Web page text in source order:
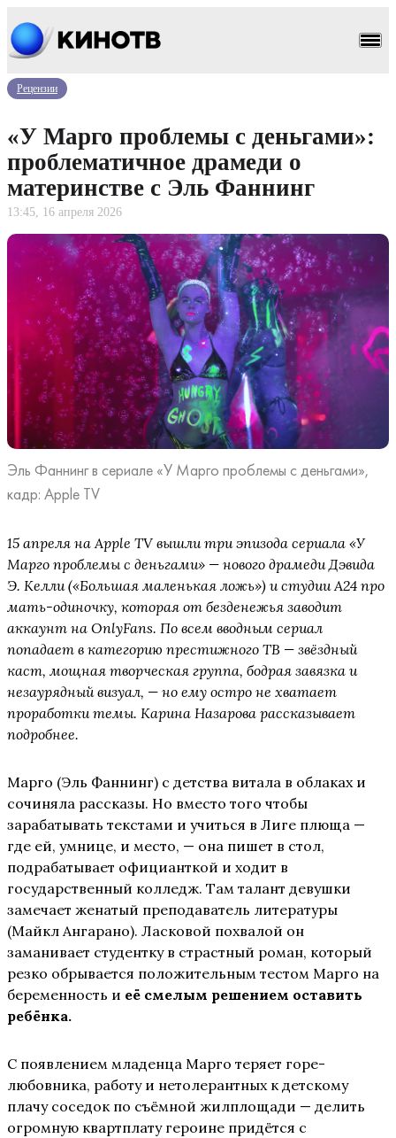
Рецензии
«У Марго проблемы с деньгами»:
проблематичное драмеди о
материнстве с Эль Фаннинг
13:45, 16 апреля 2026
Эль Фаннинг в сериале «У Марго проблемы с деньгами»,
кадр: Apple TV
15 апреля на Apple TV вышли три эпизода сериала «У
Марго проблемы с деньгами» — нового драмеди Дэвида
Э. Келли («Большая маленькая ложь») и студии A24 про
мать-одиночку, которая от безденежья заводит
аккаунт на OnlyFans. По всем вводным сериал
попадает в категорию престижного ТВ — звёздный
каст, мощная творческая группа, бодрая завязка и
незаурядный визуал, — но ему остро не хватает
проработки темы. Карина Назарова рассказывает
подробнее.
Марго (Эль Фаннинг) с детства витала в облаках и
сочиняла рассказы. Но вместо того чтобы
зарабатывать текстами и учиться в Лиге плюща —
где ей, умнице, и место, — она пишет в стол,
подрабатывает официанткой и ходит в
государственный колледж. Там талант девушки
замечает женатый преподаватель литературы
(Майкл Ангарано). Ласковой похвалой он
заманивает студентку в страстный роман, который
резко обрывается положительным тестом Марго на
беременность и её смелым решением оставить
ребёнка.
С появлением младенца Марго теряет горе-
любовника, работу и нетолерантных к детскому
плачу соседок по съёмной жилплощади — делить
огромную квартплату героине придётся с